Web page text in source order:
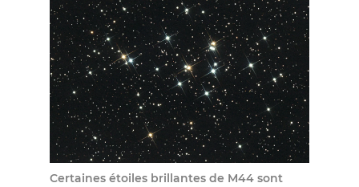
Certaines étoiles brillantes de M44 sont